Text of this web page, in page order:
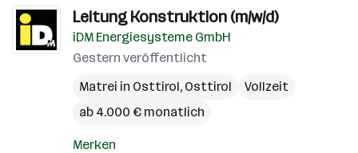
Leitung Konstruktion (m/w/d)
iDM Energiesysteme GmbH
Gestern veröffentlicht
Matrei in Osttirol, Osttirol
Vollzeit
ab 4.000 € monatlich
Merken